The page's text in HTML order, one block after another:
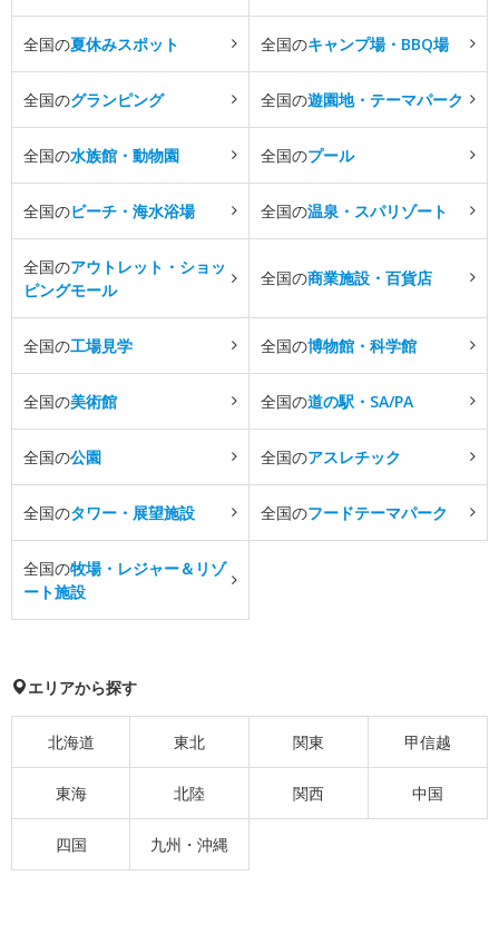
全国の夏休みスポット 全国のキャンプ場・BBQ場
全国のグランピング 全国の遊園地・テーマパーク
全国の水族館・動物園 全国のプール
全国のビーチ・海水浴場 全国の温泉・スパリゾート
全国のアウトレット・ショッ
ピングモール
全国の商業施設・百貨店
全国の工場見学 全国の博物館・科学館
全国の美術館 全国の道の駅・SA/PA
全国の公園 全国のアスレチック
全国のタワー・展望施設 全国のフードテーマパーク
全国の牧場・レジャー＆リゾ
ート施設
エリアから探す
北海道 東北 関東 甲信越
東海 北陸 関西 中国
四国 九州・沖縄